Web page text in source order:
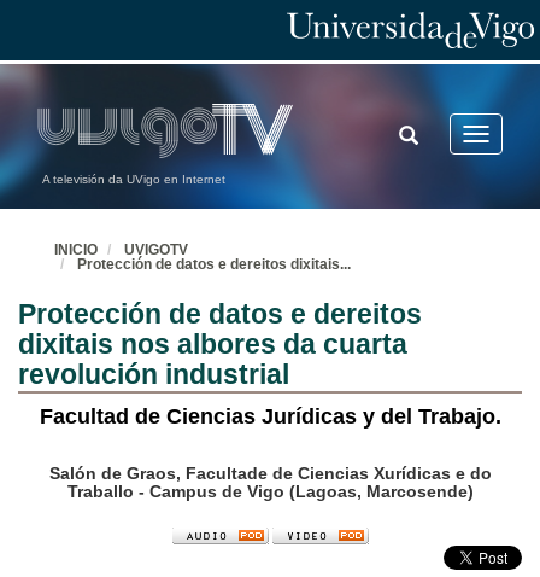
A televisión da UVigo en Internet
Toggle
TOGGLE
SEARCH
INICIO
UVIGOTV
Protección de datos e dereitos dixitais...
Protección de datos e dereitos
dixitais nos albores da cuarta
revolución industrial
Facultad de Ciencias Jurídicas y del Trabajo.
Salón de Graos, Facultade de Ciencias Xurídicas e do
Traballo - Campus de Vigo (Lagoas, Marcosende)